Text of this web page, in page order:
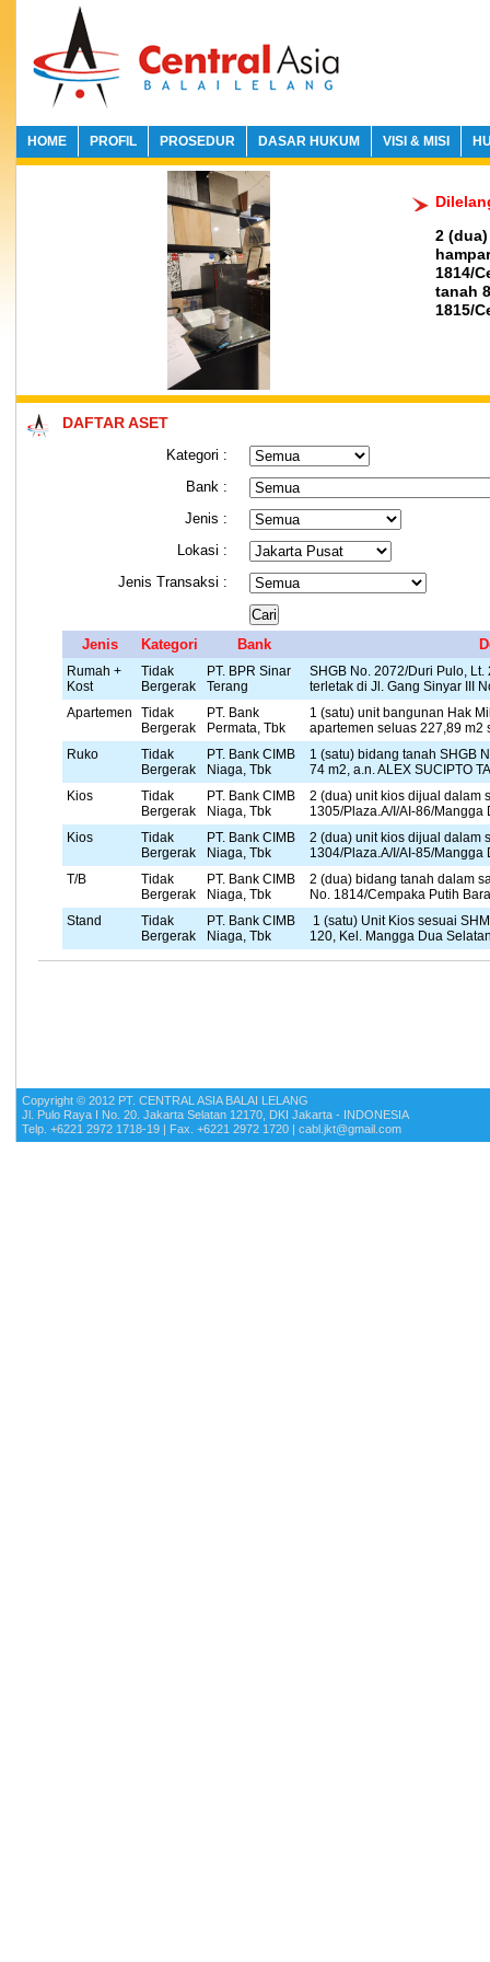
HOME PROFIL PROSEDUR DASAR HUKUM VISI & MISI
2
1814/
tanah
1815/
DAFTAR ASET
Kategori :
Bank :
Jenis :
Lokasi :
Jenis Transaksi :
Jenis Kategori Bank
Rumah +
Kost
Tidak
Bergerak
PT. BPR Sinar
Terang
SHGB No. 2072/Duri Pulo, Lt.
terletak di Jl. Gang Sinyar III
Apartemen
Tidak
Bergerak
PT. Bank
Permata, Tbk
1 (satu) unit bangunan Hak
apartemen seluas 227,89 m2
Ruko
Tidak
Bergerak
PT. Bank CIMB
Niaga, Tbk
1 (satu) bidang tanah SHGB
74 m2, a.n. ALEX SUCIPTO
Kios
Tidak
Bergerak
PT. Bank CIMB
Niaga, Tbk
2 (dua) unit kios dijual dalam
1305/Plaza.A/I/AI-86/Mangga
Kios
Tidak
Bergerak
PT. Bank CIMB
Niaga, Tbk
2 (dua) unit kios dijual dalam
1304/Plaza.A/I/AI-85/Mangga
T/B
Tidak
Bergerak
PT. Bank CIMB
Niaga, Tbk
2 (dua) bidang tanah dalam
No. 1814/Cempaka Putih
Stand
Tidak
Bergerak
PT. Bank CIMB
Niaga, Tbk
1 (satu) Unit Kios sesuai
120, Kel. Mangga Dua
Copyright © 2012 PT. CENTRAL ASIA BALAI LELANG
Jl. Pulo Raya I No. 20. Jakarta Selatan 12170, DKI Jakarta - INDONESIA
Telp. +6221 2972 1718-19 | Fax. +6221 2972 1720 | cabl.jkt@gmail.com